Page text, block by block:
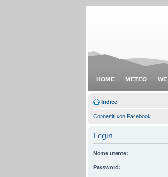
HOME METEO
Indice
Connettiti con Facebook
Login
Nome utente:
Password: